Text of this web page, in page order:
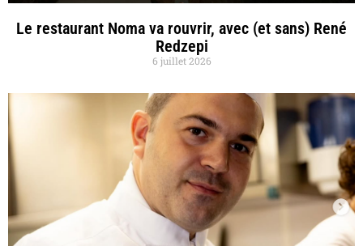
Le restaurant Noma va rouvrir, avec (et sans) René
Redzepi
6 juillet 2026